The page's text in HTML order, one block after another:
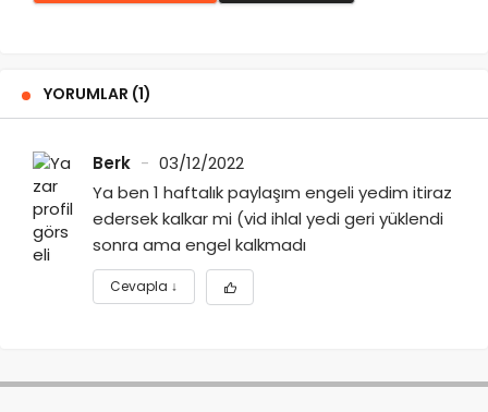
YORUMLAR (1)
Berk
03/12/2022
Ya ben 1 haftalık paylaşım engeli yedim itiraz
edersek kalkar mi (vid ihlal yedi geri yüklendi
sonra ama engel kalkmadı
Cevapla ↓